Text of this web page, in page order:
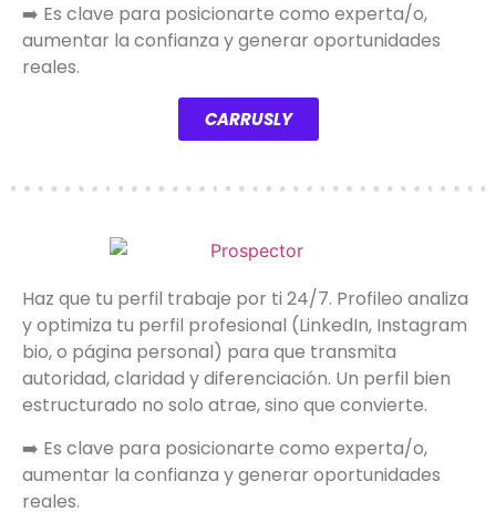
➡️ Es clave para posicionarte como experta/o,
aumentar la confianza y generar oportunidades
reales.
CARRUSLY
Haz que tu perfil trabaje por ti 24/7. Profileo analiza
y optimiza tu perfil profesional (LinkedIn, Instagram
bio, o página personal) para que transmita
autoridad, claridad y diferenciación. Un perfil bien
estructurado no solo atrae, sino que convierte.
➡️ Es clave para posicionarte como experta/o,
aumentar la confianza y generar oportunidades
reales.